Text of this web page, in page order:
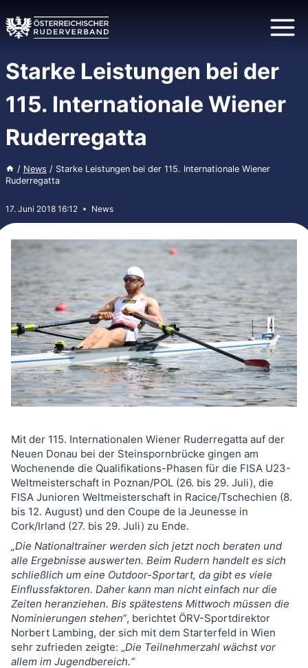
Inhalt
springen
Starke Leistungen bei der
115. Internationale Wiener
Ruderregatta
/ News / Starke Leistungen bei der 115. Internationale Wiener
Ruderregatta
17. Juni 2018 16:12 News
Mit der 115. Internationalen Wiener Ruderregatta auf der
Neuen Donau bei der Steinspornbrücke gingen am
Wochenende die Qualifikations-Phasen für die FISA U23-
Weltmeisterschaft in Poznan/POL (26. bis 29. Juli), die
FISA Junioren Weltmeisterschaft in Racice/Tschechien (8.
bis 12. August) und den Coupe de la Jeunesse in
Cork/Irland (27. bis 29. Juli) zu Ende.
„Die Nationaltrainer werden sich jetzt noch beraten und
alle Ergebnisse auswerten. Beim Rudern handelt es sich
schließlich um eine Outdoor-Sportart, da gibt es viele
Einflussfaktoren. Daher kann man nicht einfach nur die
Zeiten heranziehen. Bis spätestens Mittwoch müssen die
Nominierungen stehen“, berichtet ÖRV-Sportdirektor
Norbert Lambing, der sich mit dem Starterfeld in Wien
sehr zufrieden zeigte: „Die Teilnehmerzahl wächst vor
allem im Jugendbereich.“